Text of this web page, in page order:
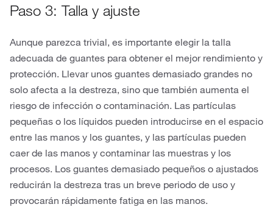
Paso 3: Talla y ajuste
Aunque parezca trivial, es importante elegir la talla
adecuada de guantes para obtener el mejor rendimiento y
protección. Llevar unos guantes demasiado grandes no
solo afecta a la destreza, sino que también aumenta el
riesgo de infección o contaminación. Las partículas
pequeñas o los líquidos pueden introducirse en el espacio
entre las manos y los guantes, y las partículas pueden
caer de las manos y contaminar las muestras y los
procesos. Los guantes demasiado pequeños o ajustados
reducirán la destreza tras un breve periodo de uso y
provocarán rápidamente fatiga en las manos.